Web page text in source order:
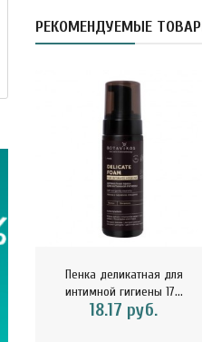
75 г 1..
РЕКОМЕНДУЕМЫЕ
Пенка деликатная для
интимной гигиены 17...
18.17 руб.